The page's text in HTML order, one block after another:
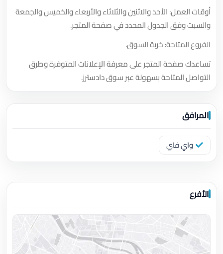
أوقات العمل: الأحد والاثنين والثلاثاء والأربعاء والخميس والجمعة
والسبت وفق الجدول المحدد في صفحة المتجر.
الفروع المتاحة: خربة السوق.
تساعدك صفحة المتجر على معرفة الإعلانات المتوفرة وطرق
التواصل المتاحة بسهولة عبر سوق دادسترز.
المرافق
واي فاي
الأفرع